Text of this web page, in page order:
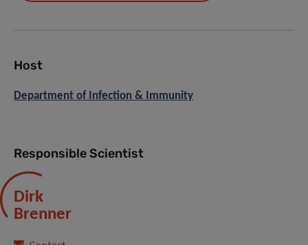
Host
Department of Infection & Immunity
Responsible Scientist
Dirk
Brenner